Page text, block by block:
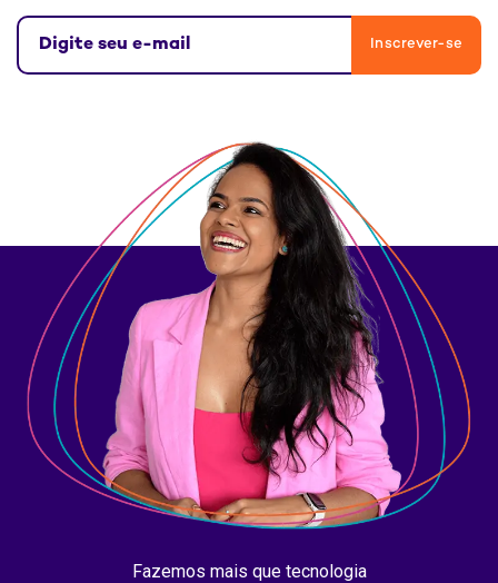
Fazemos mais que tecnologia